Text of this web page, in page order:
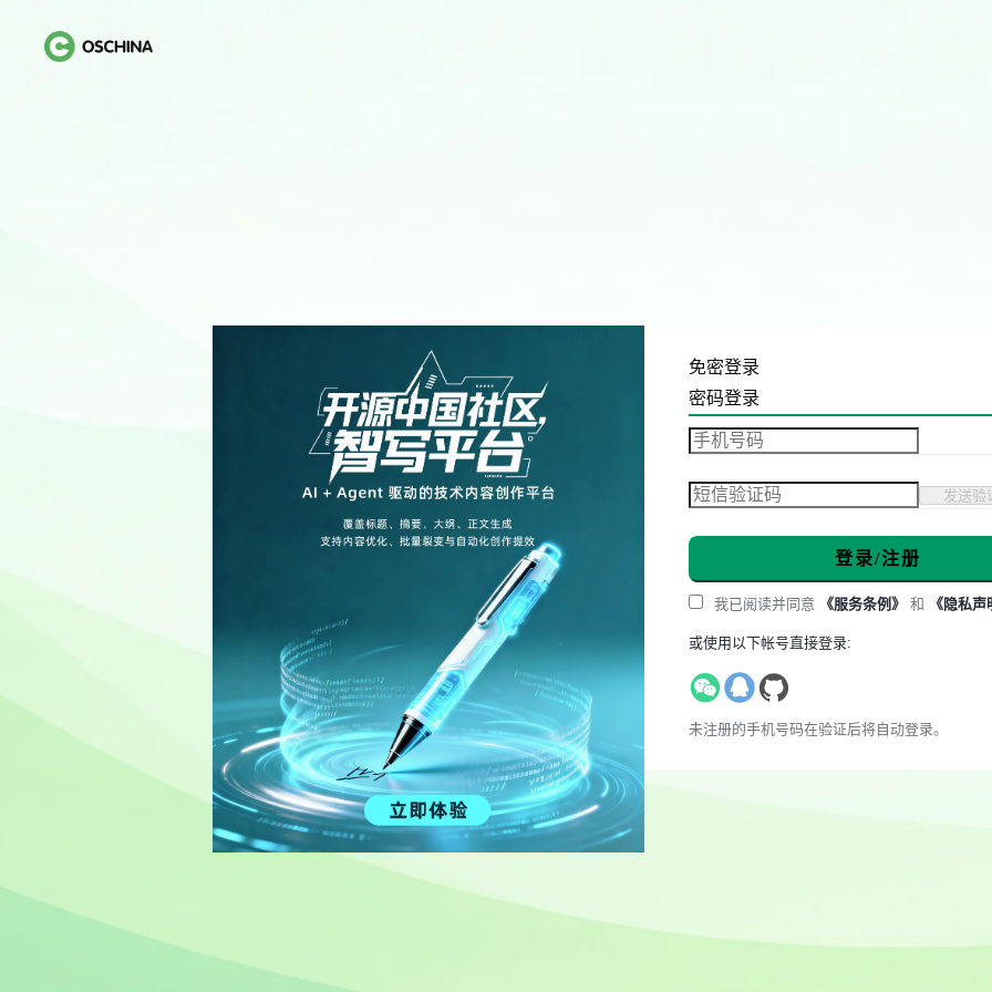
免密登录
密码登录
发送验
登录/注册
我已阅读并同意 《服务条例》 和 《隐私声
或使用以下帐号直接登录:
未注册的手机号码在验证后将自动登录。